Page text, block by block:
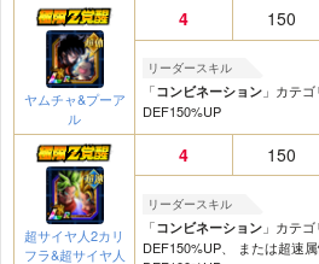
ヤムチャ&プーア
ル
4 150
リーダースキル
「コンビネーション 」カテ
DEF150%UP
超サイヤ人2カリ
フラ&超サイヤ人
4 150
リーダースキル
「コンビネーション 」カテ
DEF150%UP、 または超速